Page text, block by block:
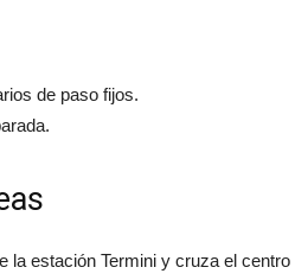
de paso fijos.
la estación Termini y cruza el centro